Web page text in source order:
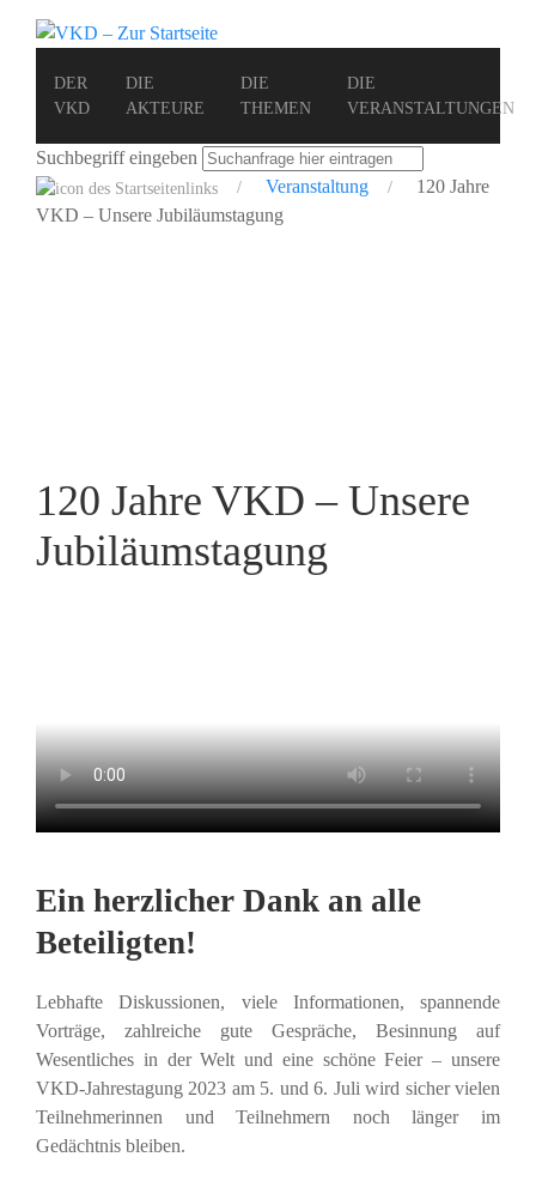
DER
VKD
DIE
AKTEURE
DIE
THEMEN
DIE
VERANSTALTUNGEN
Suchbegriff eingeben
Veranstaltung
120 Jahre
VKD – Unsere Jubiläumstagung
120 Jahre VKD – Unsere
Jubiläumstagung
Ein herzlicher Dank an alle
Beteiligten!
Lebhafte Diskussionen, viele Informationen, spannende
Vorträge, zahlreiche gute Gespräche, Besinnung auf
Wesentliches in der Welt und eine schöne Feier – unsere
VKD-Jahrestagung 2023 am 5. und 6. Juli wird sicher vielen
Teilnehmerinnen und Teilnehmern noch länger im
Gedächtnis bleiben.